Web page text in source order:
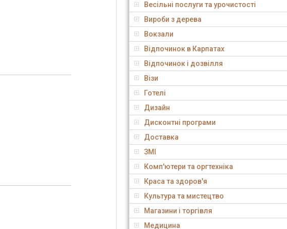
Весільні послуги та урочистості
Вироби з дерева
Вокзали
Відпочинок в Карпатах
Відпочинок і дозвілля
Візи
Готелі
Дизайн
Дисконтні програми
Доставка
ЗМІ
Комп'ютери та оргтехніка
Краса та здоров'я
Культура та мистецтво
Магазини і торгівля
Медицина